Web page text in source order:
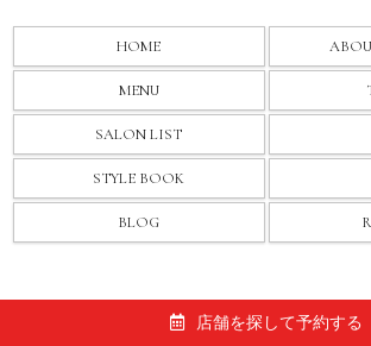
店舗を探して予約する
HOME
MENU
SALON LIST
STYLE BOOK
BLOG
© 2026 美容室アリレイナ All rights